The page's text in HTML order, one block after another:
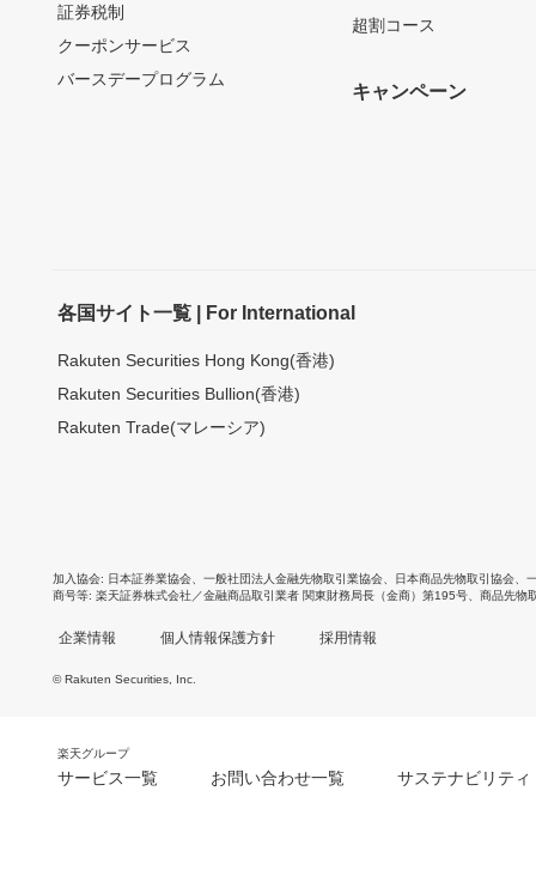
証券税制
クーポンサービス
バースデープログラム
超割コース
キャンペーン
各国サイト一覧 | For International
Rakuten Securities Hong Kong(香港)
Rakuten Securities Bullion(香港)
Rakuten Trade(マレーシア)
加入協会 日本証券業協会 一般社団法人金融先物取引業協会 日本商品先物取引協会
商号等 楽天証券株式会社／金融商品取引業者 関東財務局長（金商）第195号、商品先物
企業情報 個人情報保護方針 採用情報
© Rakuten Securities, Inc.
楽天グループ
サービス一覧 お問い合わせ一覧 サステナビリティ